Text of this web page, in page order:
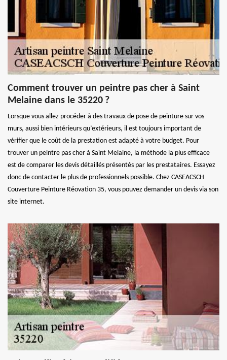
Comment trouver un peintre pas cher à Saint
Melaine dans le 35220 ?
Lorsque vous allez procéder à des travaux de pose de peinture sur vos
murs, aussi bien intérieurs qu’extérieurs, il est toujours important de
vérifier que le coût de la prestation est adapté à votre budget. Pour
trouver un peintre pas cher à Saint Melaine, la méthode la plus efficace
est de comparer les devis détaillés présentés par les prestataires. Essayez
donc de contacter le plus de professionnels possible. Chez CASEACSCH
Couverture Peinture Réovation 35, vous pouvez demander un devis via son
site internet.